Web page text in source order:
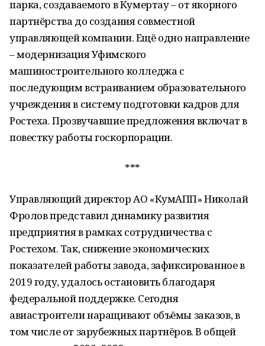
парка, создаваемого в Кумертау – от якорного
партнёрства до создания совместной
управляющей компании. Ещё одно направление
– модернизация Уфимского
машиностроительного колледжа с
последующим встраиванием образовательного
учреждения в систему подготовки кадров для
Ростеха. Прозвучавшие предложения включат в
повестку работы госкорпорации.
***
Управляющий директор АО «КумАПП» Николай
Фролов представил динамику развития
предприятия в рамках сотрудничества с
Ростехом. Так, снижение экономических
показателей работы завода, зафиксированное в
2019 году, удалось остановить благодаря
федеральной поддержке. Сегодня
авиастроители наращивают объёмы заказов, в
том числе от зарубежных партнёров. В общей